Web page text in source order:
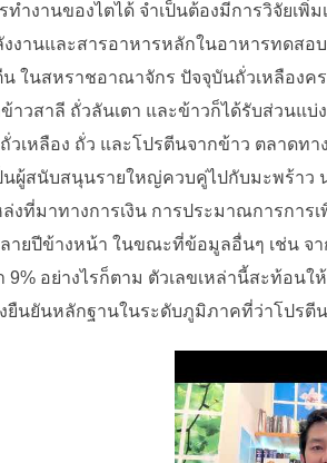
ทำงานของไตได้ จำเป็นต้องมีการวิจัยเ
งานและสารอาหารหลักในอาหารทดส
ในสหราชอาณาจักร ปัจจุบันถั่วเหลือง
วสาลี ถั่วลันเตา และข้าวก็ได้รับส่วนแบ่
เหลือง ถั่ว และโปรตีนจากข้าว ตลาดท
นผู้สนับสนุนรายใหญ่ควบคู่ไปกับมะพร้า
งที่มาทางการเงิน การประมาณการกา
ยปีข้างหน้า ในขณะที่ข้อมูลอื่นๆ เช่น จา
9% อย่างไรก็ตาม ตัวเลขเหล่านี้สะท้อ
ยืนยันหลักฐานในระดับภูมิภาคที่ว่าโปรตี